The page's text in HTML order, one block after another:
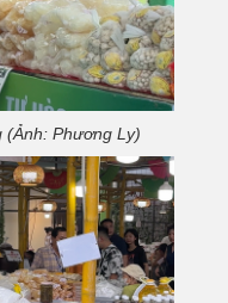
(Ảnh: Phương Ly)